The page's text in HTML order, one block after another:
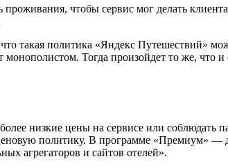
чтобы сервис мог делать
такая политика «Яндекс Путешествий»
Тогда произойдет то же, что
низкие цены на сервисе или соблюдать
политику. В программе «Премиум» —
агрегаторов и сайтов отелей».